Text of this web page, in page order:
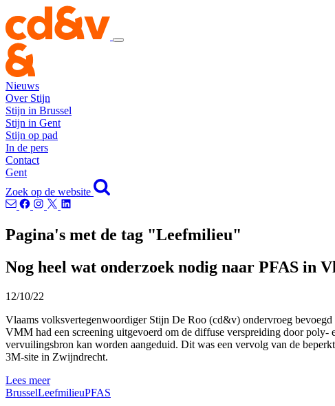
Nieuws
Over Stijn
Stijn in Brussel
Stijn in Gent
Stijn op pad
In de pers
Contact
Gent
Zoek op de website
Pagina's met de tag "Leefmilieu"
Nog heel wat onderzoek nodig naar PFAS in
12/10/22
Vlaams volksvertegenwoordiger Stijn De Roo (cd&v) ondervroeg
VMM had een screening uitgevoerd om de diffuse verspreiding door
vervuilingsbron kan worden aangeduid. Dit was een vervolg van de
3M-site in Zwijndrecht.
Lees meer
BrusselLeefmilieuPFAS